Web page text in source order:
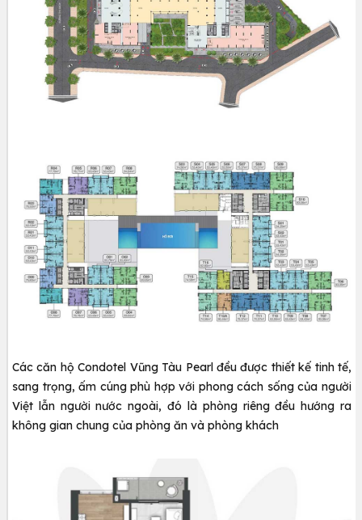
Các căn hộ Condotel Vũng Tàu Pearl đều được thiết kế tinh tế,
sang trọng, ấm cúng phù hợp với phong cách sống của người
Việt lẫn người nước ngoài, đó là phòng riêng đều hướng ra
không gian chung của phòng ăn và phòng khách